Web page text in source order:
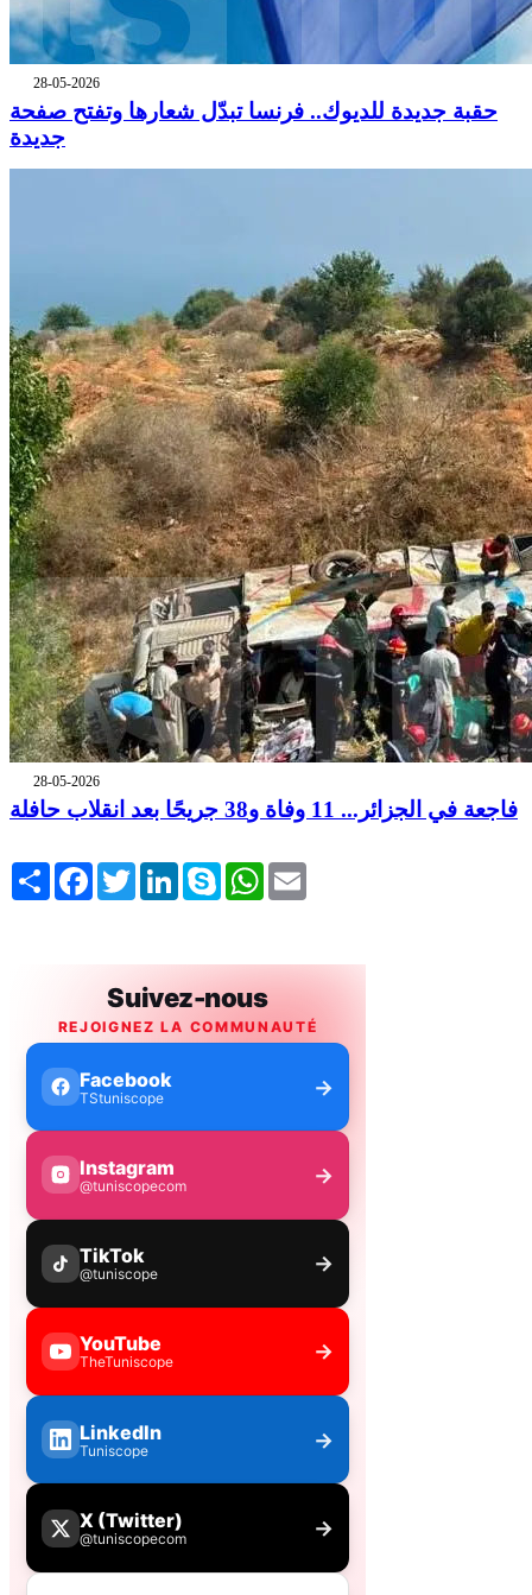
28-05-2026
حقبة جديدة للديوك.. فرنسا تبدّل شعارها وتفتح صفحة
جديدة
28-05-2026
فاجعة في الجزائر... 11 وفاة و38 جريحًا بعد انقلاب حافلة
Share FacebookTwitterLinkedInSkype WhatsApp